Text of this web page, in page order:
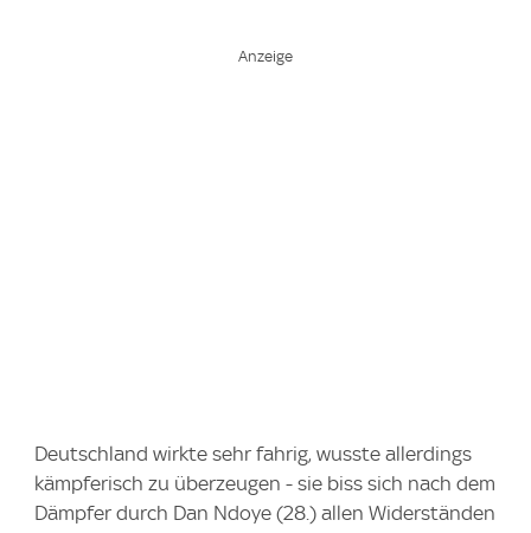
Deutschland wirkte sehr fahrig, wusste allerdings
kämpferisch zu überzeugen - sie biss sich nach dem
Dämpfer durch Dan Ndoye (28.) allen Widerständen